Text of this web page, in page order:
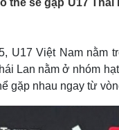
Việt Nam
Đời sống
Nhà đẹp
Blog
Tình yêu - Gia đình
thể sẽ gặp U17
U17 Việt Nam nằm
Lan nằm ở nhóm
gặp nhau ngay từ